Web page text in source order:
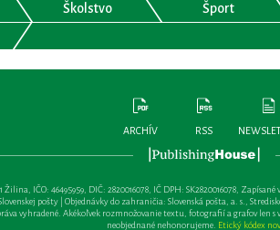
Školstvo Šport
ARCHÍV RSS
IČO: 46495959, DIČ: 2820016078, IČ DPH: SK2820016078,
pošty | Objednávky do zahraničia: Slovenská pošta, a. s.,
vyhradené. Akékoľvek rozmnožovanie textu, fotografií a grafov len
neobjednané nehonorujeme. Etický kódex